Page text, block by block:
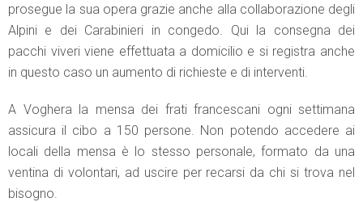
prosegue la sua opera grazie anche alla collaborazione degli
Alpini e dei Carabinieri in congedo. Qui la consegna dei
pacchi viveri viene effettuata a domicilio e si registra anche
in questo caso un aumento di richieste e di interventi.
A Voghera la mensa dei frati francescani ogni settimana
assicura il cibo a 150 persone. Non potendo accedere ai
locali della mensa è lo stesso personale, formato da una
ventina di volontari, ad uscire per recarsi da chi si trova nel
bisogno.